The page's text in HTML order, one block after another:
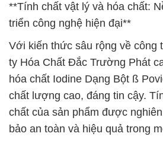
**Tính chất vật lý và hóa chất:
triển công nghệ hiện đại**
Với kiến thức sâu rộng về công
ty Hóa Chất Đắc Trường Phát
hóa chất Iodine Dạng Bột ß
chất lượng cao, đáng tin cậy.
chất của sản phẩm được
bảo an toàn và hiệu quả trong